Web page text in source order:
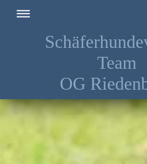
Team
OG